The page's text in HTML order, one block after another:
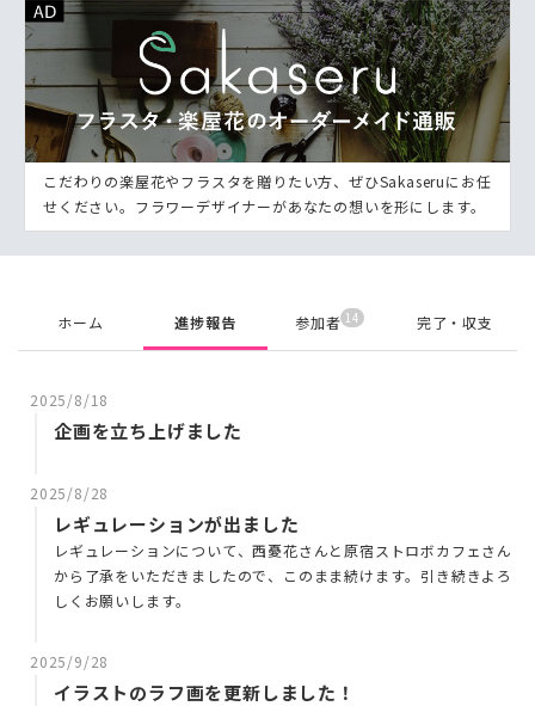
こだわりの楽屋花やフラスタを贈りたい方、ぜひSakaseruにお任
せください。フラワーデザイナーがあなたの想いを形にします。
ホーム 進捗報告 参加者 14 完了・収支
2025/8/18
企画を立ち上げました
2025/8/28
レギュレーションが出ました
レギュレーションについて、西憂花さんと原宿ストロボカフェさん
から了承をいただきましたので、このまま続けます。引き続きよろ
しくお願いします。
2025/9/28
イラストのラフ画を更新しました！